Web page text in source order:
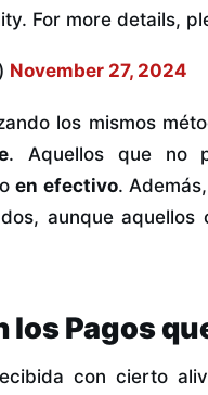
For more details,
November 27, 2024
los mismos
. Aquellos que no
en efectivo.
aunque aquellos
Pagos
con cierto